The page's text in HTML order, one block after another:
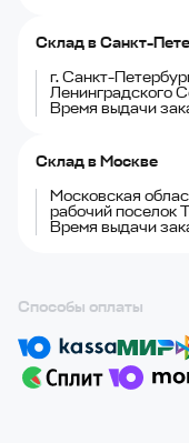
Склад в Санкт-
г. Санкт-
Ленинградского
Время выдачи
Склад в Москве
Московская
рабочий поселок
Время выдачи
Способы оплаты